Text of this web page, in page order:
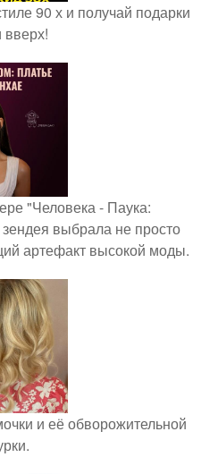
90 х и получай подарки
вверх!
"Человека - Паука:
выбрала не просто
артефакт высокой моды.
и её обворожительной